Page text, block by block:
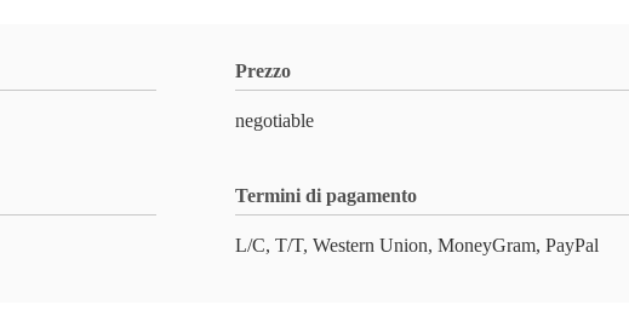
Prezzo
negotiable
Termini di pagamento
L/C, T/T, Western Union, MoneyGram, PayPal